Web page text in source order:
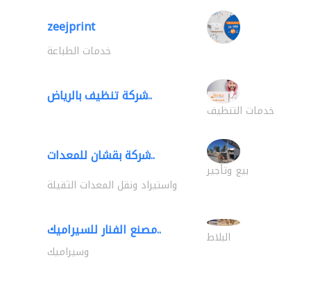
zeejprint
خدمات الطباعة
شركة تنظيف بالرياض..
خدمات التنظيف
شركة بقشان للمعدات..
بيع وتأجير
واستيراد ونقل المعدات الثقيلة
مصنع الفنار للسيراميك.. البلاط
وسيراميك